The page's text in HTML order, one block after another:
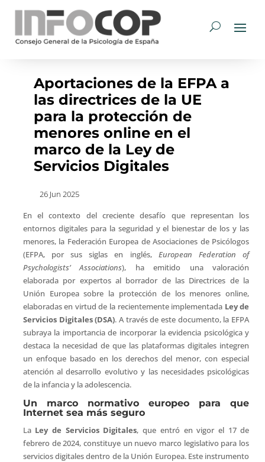
Aportaciones de la EFPA a
las directrices de la UE
para la protección de
menores online en el
marco de la Ley de
Servicios Digitales
26 Jun 2025
En el contexto del creciente desafío que representan los
entornos digitales para la seguridad y el bienestar de los y las
menores, la Federación Europea de Asociaciones de Psicólogos
(EFPA, por sus siglas en inglés, European Federation of
Psychologists’ Associations), ha emitido una valoración
elaborada por expertos al borrador de las Directrices de la
Unión Europea sobre la protección de los menores online,
elaboradas en virtud de la recientemente implementada Ley de
Servicios Digitales (DSA). A través de este documento, la EFPA
subraya la importancia de incorporar la evidencia psicológica y
destaca la necesidad de que las plataformas digitales integren
un enfoque basado en los derechos del menor, con especial
atención al desarrollo evolutivo y las necesidades psicológicas
de la infancia y la adolescencia.
Un marco normativo europeo para que
Internet sea más seguro
La Ley de Servicios Digitales, que entró en vigor el 17 de
febrero de 2024, constituye un nuevo marco legislativo para los
servicios digitales dentro de la Unión Europea. Este instrumento